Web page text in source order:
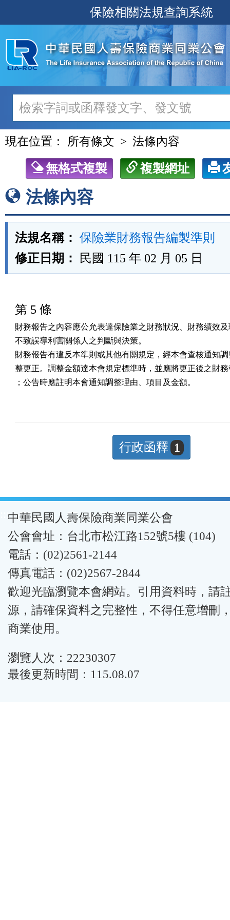
至
主
內
容
保險相關法規查詢系統
現在位置： 所有條文 法條內容
無格式複製 複製網址
法條內容
法規名稱： 保險業財務報告編製準則
修正日期：
民國 115 年 02 月 05 日
第 5 條
財務報告之內容應公允表達保險業之財務狀況、財務績效
不致誤導利害關係人之判斷與決策。
財務報告有違反本準則或其他有關規定，經本會查核通知
整更正。調整金額達本會規定標準時，並應將更正後之財
；公告時應註明本會通知調整理由、項目及金額。
行政函釋 1
:::中華民國人壽保險商業同業公會
公會會址：台北市松江路152號5樓 (104)
電話：(02)2561-2144
傳真電話：(02)2567-2844
歡迎光臨瀏覽本會網站。引用資料時，請
源，請確保資料之完整性，不得任意增刪
商業使用。
瀏覽人次：22230307
最後更新時間：115.08.07